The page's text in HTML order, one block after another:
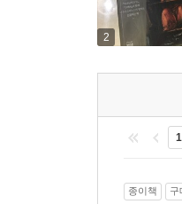
제36장. 웅변
제37장. 수사
제40장. 이교
제41장. 성경
제42장. 세속
[제3권]
2
1
종이책 구